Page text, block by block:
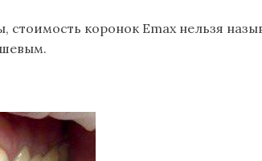
коронок Emax нельзя